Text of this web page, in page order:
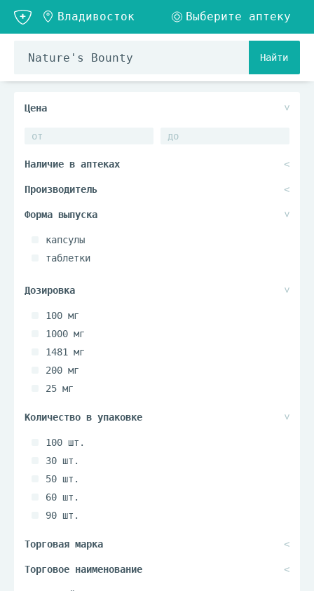
Найти
капсулы
таблетки
100 мг
1000 мг
1481 мг
200 мг
25 мг
100 шт.
30 шт.
50 шт.
60 шт.
90 шт.